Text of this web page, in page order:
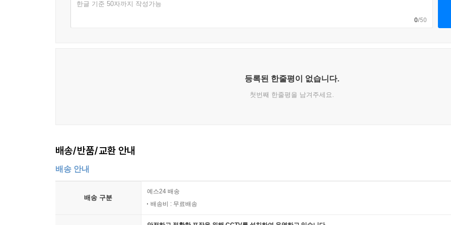
한글 기준 50자까지 작성가능
0/50
등록된 한줄평이 없습니다.
첫번째 한줄평을 남겨주세요.
배송/반품/교환 안내
배송 안내
배송 구분
예스24 배송
배송비 : 무료배송